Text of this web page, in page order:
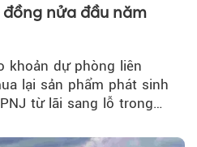
đồng nửa đầu năm
khoản dự phòng liên
lại sản phẩm phát sinh
từ lãi sang lỗ trong